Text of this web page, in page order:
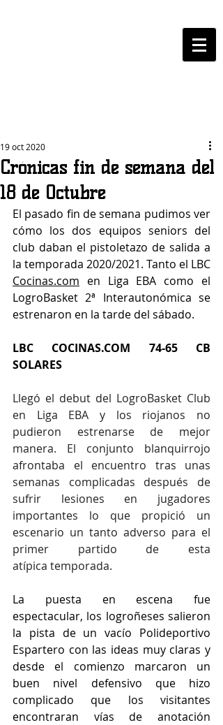
Crónicas fin de semana del
18 de Octubre
19 oct 2020
El pasado fin de semana pudimos ver
cómo los dos equipos seniors del
club daban el pistoletazo de salida a
Cocinas.com en Liga EBA como el
LogroBasket 2ª Interautonómica se
estrenaron en la tarde del sábado.
LBC COCINAS.COM 74-65 CB
SOLARES
Llegó el debut del LogroBasket Club
en Liga EBA y los riojanos no
pudieron estrenarse de mejor
manera. El conjunto blanquirrojo
afrontaba el encuentro tras unas
semanas complicadas después de
sufrir lesiones en jugadores
importantes lo que propició un
escenario un tanto adverso para el
primer partido de esta
atípica temporada.
La puesta en escena fue
espectacular, los logroñeses salieron
la pista de un vacío Polideportivo
Espartero con las ideas muy claras y
desde el comienzo marcaron un
buen nivel defensivo que hizo
complicado que los visitantes
encontraran vías de anotación